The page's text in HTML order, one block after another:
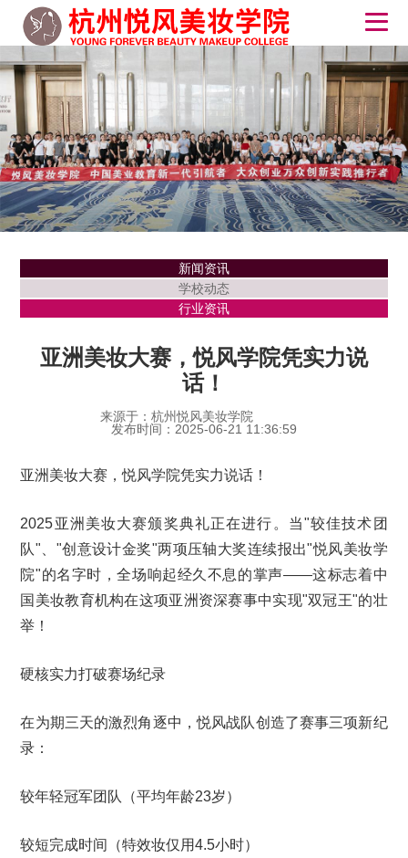
新闻资讯
学校动态
行业资讯
亚洲美妆大赛，悦风学院凭实力说
话！
来源于：杭州悦风美妆学院
发布时间：2025-06-21 11:36:59
亚洲美妆大赛，悦风学院凭实力说话！
2025亚洲美妆大赛颁奖典礼正在进行。当"较佳技术团
队"、"创意设计金奖"两项压轴大奖连续报出"悦风美妆学
院"的名字时，全场响起经久不息的掌声——这标志着中
国美妆教育机构在这项亚洲资深赛事中实现"双冠王"的壮
举！
硬核实力打破赛场纪录
在为期三天的激烈角逐中，悦风战队创造了赛事三项新纪
录：
较年轻冠军团队（平均年龄23岁）
较短完成时间（特效妆仅用4.5小时）